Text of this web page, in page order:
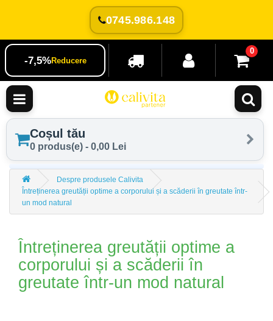
0745.986.148
-7,5%Reducere
0
Coșul tău
0 produs(e) - 0,00 Lei
Despre produsele Calivita
Întreținerea greutății optime a corporului și a scăderii în greutate într-
un mod natural
Întreținerea greutății optime a
corporului și a scăderii în
greutate într-un mod natural